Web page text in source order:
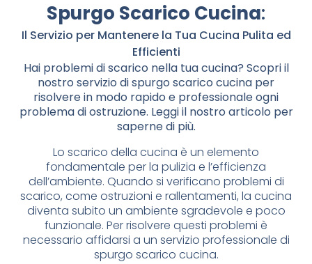
Spurgo Scarico Cucina:
Il Servizio per Mantenere la Tua Cucina Pulita ed
Efficienti
Hai problemi di scarico nella tua cucina? Scopri il
nostro servizio di spurgo scarico cucina per
risolvere in modo rapido e professionale ogni
problema di ostruzione. Leggi il nostro articolo per
saperne di più.
Lo scarico della cucina è un elemento
fondamentale per la pulizia e l’efficienza
dell’ambiente. Quando si verificano problemi di
scarico, come ostruzioni e rallentamenti, la cucina
diventa subito un ambiente sgradevole e poco
funzionale. Per risolvere questi problemi è
necessario affidarsi a un servizio professionale di
spurgo scarico cucina.